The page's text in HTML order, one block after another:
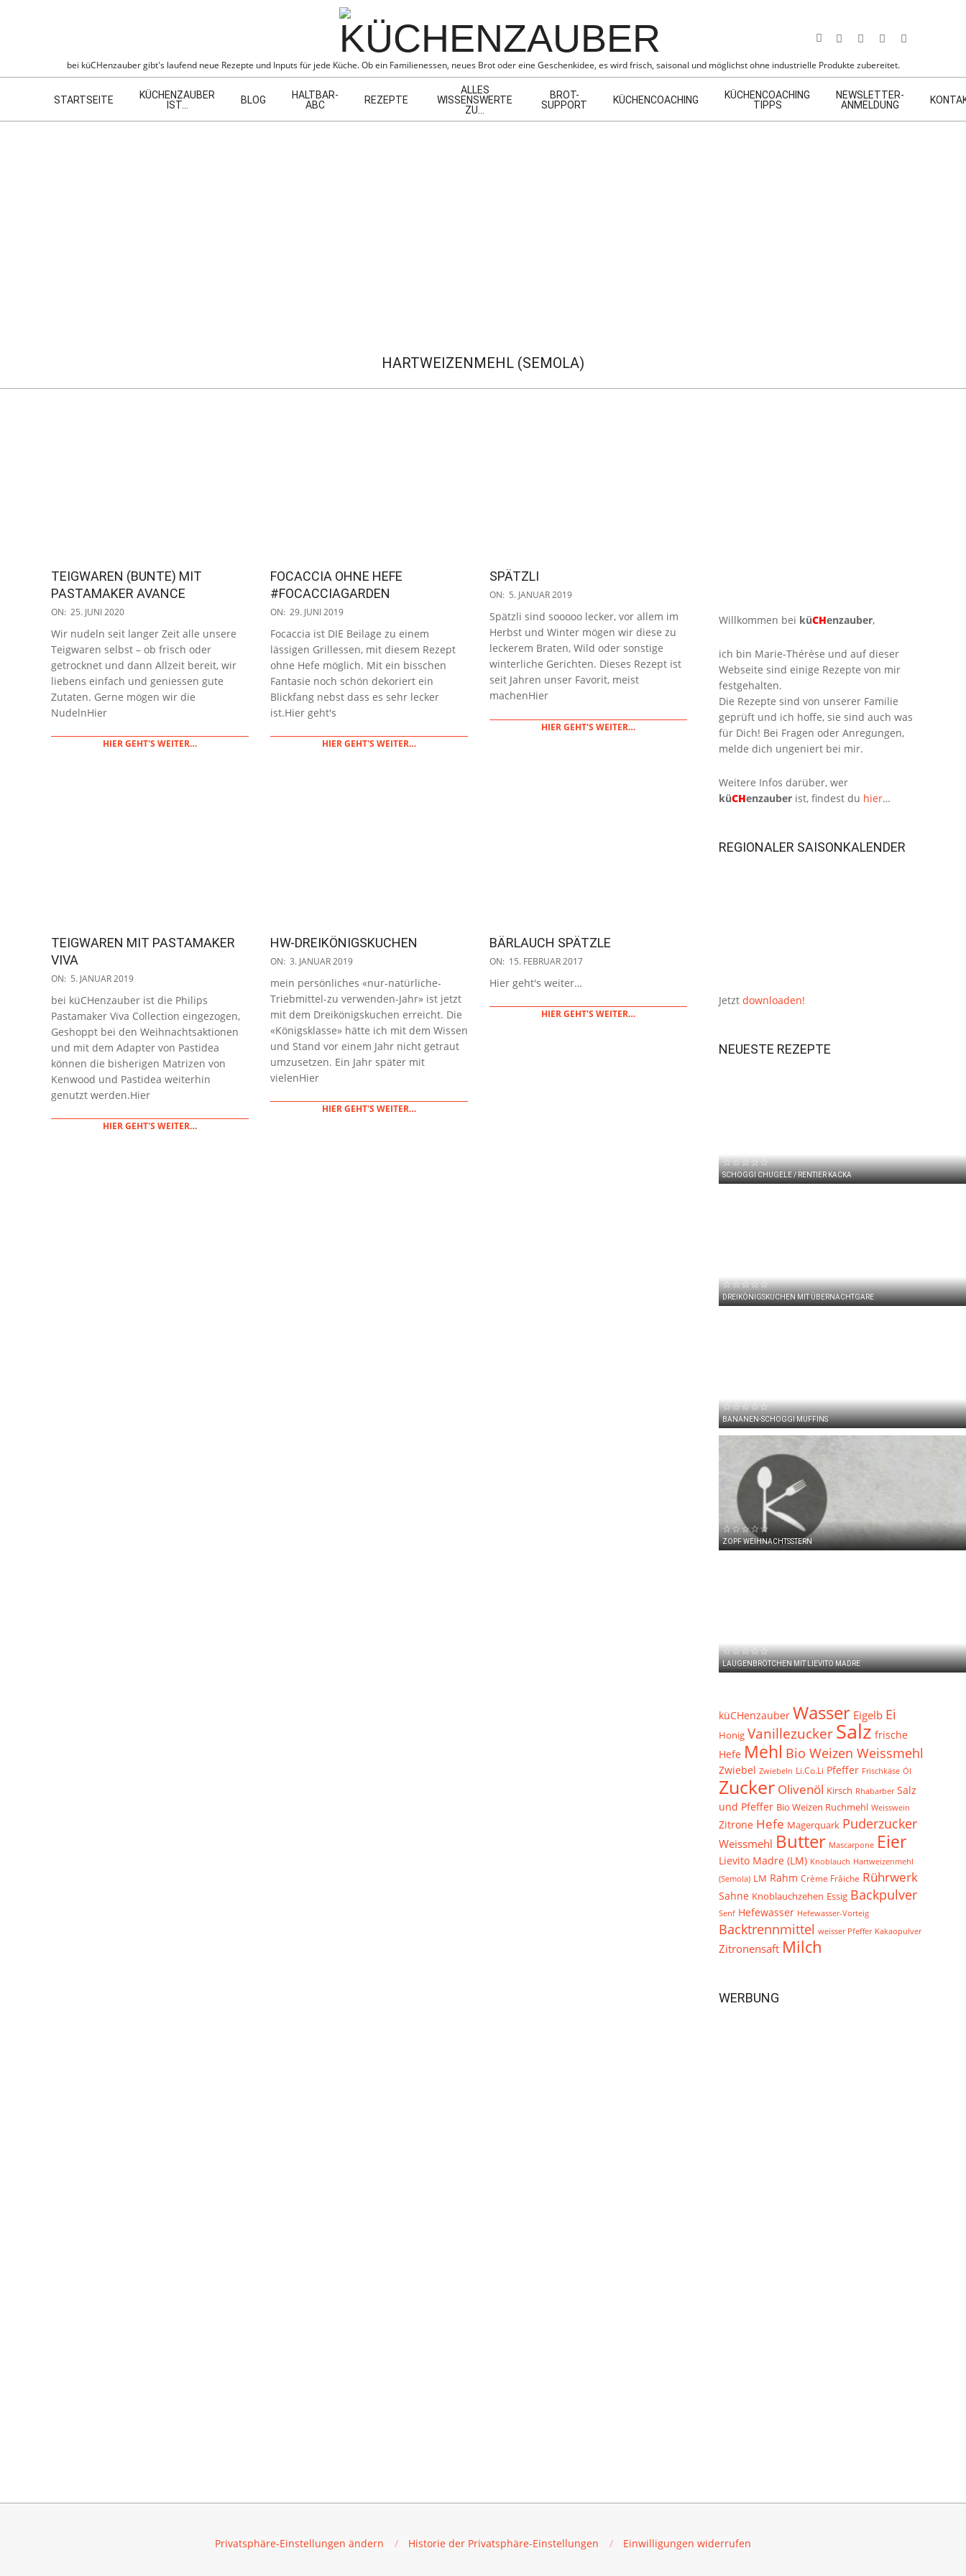
KÜCHENZAUBER
bei küCHenzauber gibt's laufend neue Rezepte und Inputs für jede Küche. Ob ein Familienessen, neues Brot oder eine Geschenkidee, es wird frisch, saisonal und möglichst ohne industrielle Produkte zubereitet.
Search
Menu
STARTSEITE
KÜCHENZAUBER
IST…
BLOG
HALTBAR-
ABC
REZEPTE
ALLES
WISSENSWERTE
ZU…
BROT-
SUPPORT
KÜCHENCOACHING
KÜCHENCOACHING
TIPPS
NEWSLETTER-
ANMELDUNG
HARTWEIZENMEHL (SEMOLA)
TEIGWAREN (BUNTE) MIT
PASTAMAKER AVANCE
2020-
25
ON: 25. JUNI 2020
Wir nudeln seit langer Zeit alle unsere
Teigwaren selbst – ob frisch oder
getrocknet und dann Allzeit bereit, wir
liebens einfach und geniessen gute
Zutaten. Gerne mögen wir die
NudelnHier
HIER GEHT'S WEITER…
FOCACCIA OHNE HEFE
#FOCACCIAGARDEN
2019-
29
ON: 29. JUNI 2019
Focaccia ist DIE Beilage zu einem
lässigen Grillessen, mit diesem Rezept
ohne Hefe möglich. Mit ein bisschen
Fantasie noch schön dekoriert ein
Blickfang nebst dass es sehr lecker
ist.Hier geht's
HIER GEHT'S WEITER…
SPÄTZLI
2019-
05
ON: 5. JANUAR 2019
Spätzli sind sooooo lecker, vor allem im
Herbst und Winter mögen wir diese zu
leckerem Braten, Wild oder sonstige
winterliche Gerichten. Dieses Rezept ist
seit Jahren unser Favorit, meist
machenHier
HIER GEHT'S WEITER…
TEIGWAREN MIT PASTAMAKER
VIVA
2019-
05
ON: 5. JANUAR 2019
bei küCHenzauber ist die Philips
Pastamaker Viva Collection eingezogen,
Geshoppt bei den Weihnachtsaktionen
und mit dem Adapter von Pastidea
können die bisherigen Matrizen von
Kenwood und Pastidea weiterhin
genutzt werden.Hier
HIER GEHT'S WEITER…
HW-DREIKÖNIGSKUCHEN
2019-
03
ON: 3. JANUAR 2019
mein persönliches «nur-natürliche-
Triebmittel-zu verwenden-Jahr» ist jetzt
mit dem Dreikönigskuchen erreicht. Die
«Königsklasse» hätte ich mit dem Wissen
und Stand vor einem Jahr nicht getraut
umzusetzen. Ein Jahr später mit
vielenHier
HIER GEHT'S WEITER…
BÄRLAUCH SPÄTZLE
2017-
15
ON: 15. FEBRUAR 2017
Hier geht's weiter…
HIER GEHT'S WEITER…
Willkommen bei küCHenzauber,
ich bin Marie-Thérèse und auf dieser
Webseite sind einige Rezepte von mir
festgehalten.
Die Rezepte sind von unserer Familie
geprüft und ich hoffe, sie sind auch was
für Dich! Bei Fragen oder Anregungen,
melde dich ungeniert bei mir.
Weitere Infos darüber, wer
küCHenzauber ist, findest du hier…
REGIONALER SAISONKALENDER
Jetzt downloaden!
NEUESTE REZEPTE
☆☆☆☆☆
SCHOGGI CHUGELE / RENTIER KACKA
☆☆☆☆☆
DREIKÖNIGSKUCHEN MIT ÜBERNACHTGARE
☆☆☆☆☆
BANANEN-SCHOGGI MUFFINS
☆☆☆☆☆
ZOPF WEIHNACHTSSTERN
☆☆☆☆☆
LAUGENBRÖTCHEN MIT LIEVITO MADRE
küCHenzauber Wasser Eigelb Ei
Honig VanillezuckerSalz frische
Hefe Mehl Bio Weizen Weissmehl
Zwiebel Zwiebeln Li.Co.Li Pfeffer Frischkäse Öl
Zucker Olivenöl Kirsch Rhabarber Salz
und Pfeffer Bio Weizen Ruchmehl Weisswein
Zitrone Hefe Magerquark Puderzucker
Weissmehl Butter Mascarpone Eier
Lievito Madre (LM) Knoblauch Hartweizenmehl
(Semola) LM Rahm Crème Frâiche Rührwerk
Sahne Knoblauchzehen Essig Backpulver
Senf Hefewasser Hefewasser-Vorteig
Backtrennmittel weisser Pfeffer Kakaopulver
Zitronensaft Milch
WERBUNG
Privatsphäre-Einstellungen ändern Historie der Privatsphäre-Einstellungen Einwilligungen widerrufen